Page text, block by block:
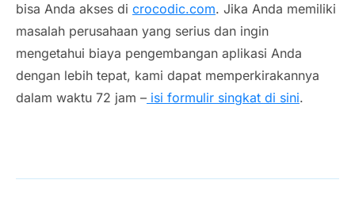
bisa Anda akses di crocodic.com. Jika Anda memiliki
masalah perusahaan yang serius dan ingin
mengetahui biaya pengembangan aplikasi Anda
dengan lebih tepat, kami dapat memperkirakannya
dalam waktu 72 jam – isi formulir singkat di sini.